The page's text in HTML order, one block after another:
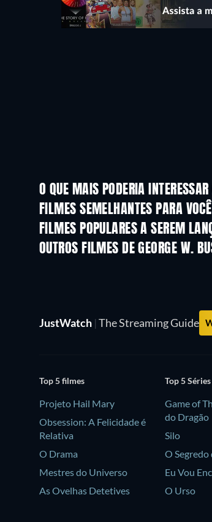
O QUE MAIS PODERIA INTERESSAR
FILMES SEMELHANTES PARA
FILMES POPULARES A SEREM
OUTROS FILMES DE GEORGE W.
JustWatch | The Streaming Guide
Top 5 filmes
Projeto Hail Mary
Obsession: A Felicidade é
Relativa
O Drama
Mestres do Universo
As Ovelhas Detetives
Top 5 Séries
Game of
do Dragão
Silo
O
Eu Vou
O Urso